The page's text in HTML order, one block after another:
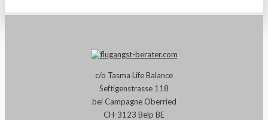
c/o Tasma Life Balance
Seftigenstrasse 118
bei Campagne Oberried
CH-3123 Belp BE